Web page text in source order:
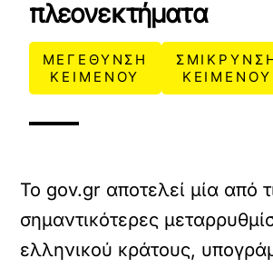
πλεονεκτήματα
ΜΕΓΕΘΥΝΣΗ
ΚΕΙΜΕΝΟΥ
ΚΕΙΜΕΝΟΥ
Το gov.gr αποτελεί μία από
σημαντικότερες
ελληνικού κράτους,